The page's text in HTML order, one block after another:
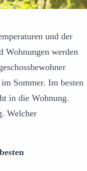
und der
Wohnungen werden
Sommer. Im besten
in die Wohnung.
Welcher